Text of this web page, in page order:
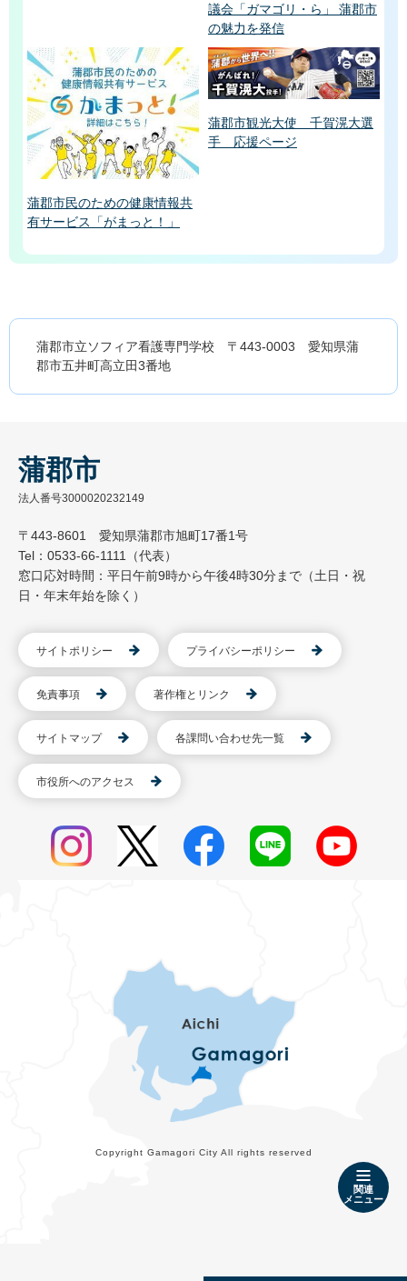
関連
メニュー
議会「ガマゴリ・ら」 蒲郡市
の魅力を発信
蒲郡市民のための健康情報共
有サービス「がまっと！」
蒲郡市観光大使 千賀滉大選
手 応援ページ
蒲郡市立ソフィア看護専門学校 〒443-0003 愛知県蒲
郡市五井町高立田3番地
蒲郡市
法人番号3000020232149
〒443-8601 愛知県蒲郡市旭町17番1号
Tel：0533-66-1111（代表）
窓口応対時間：平日午前9時から午後4時30分まで（土日・祝
日・年末年始を除く）
サイトポリシー プライバシーポリシー
免責事項 著作権とリンク
サイトマップ 各課問い合わせ先一覧
市役所へのアクセス
Copyright Gamagori City All rights reserved